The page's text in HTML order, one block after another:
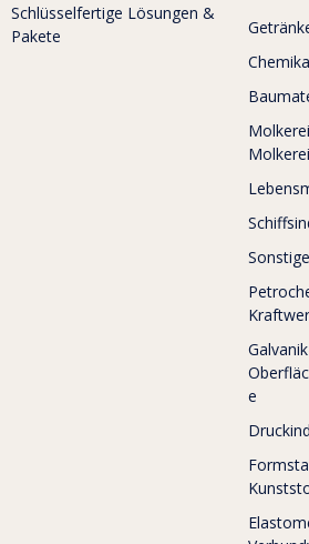
Schlüsselfertige Lösungen &
Pakete
e